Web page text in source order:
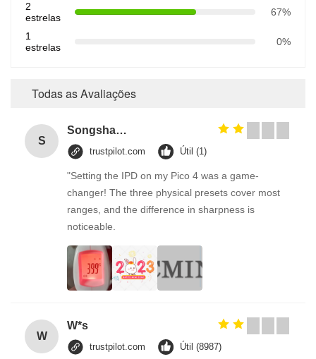
2
estrelas
67%
1
estrelas
0%
Todas as Avaliações
S
Songshang
trustpilot.com Útil (1)
"Setting the IPD on my Pico 4 was a game-
changer! The three physical presets cover most
ranges, and the difference in sharpness is
noticeable.
W
W*s
trustpilot.com Útil (8987)